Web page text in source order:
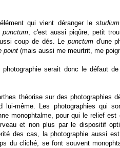
qui vient déranger le studium
punctum, c'est aussi piqûre, petit
coup de dés. Le punctumd'une
point (mais aussi me meurtrit, me
photographie serait donc le défaut
théorise sur des photographies
lui-même. Les photographies qui
monophtalme, pour qui le relief est
et non plus par le dispositif
des cas, la photographie aussi
du cliché, se font souvent